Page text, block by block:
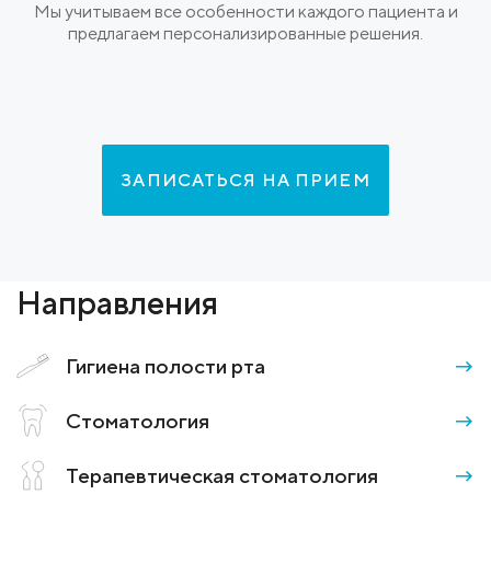
Мы учитываем все особенности каждого пациента и
предлагаем персонализированные решения.
ЗАПИСАТЬСЯ НА ПРИЕМ
Направления
Гигиена полости рта →
Стоматология →
Терапевтическая стоматология →